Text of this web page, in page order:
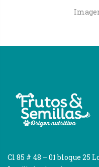
Cl 85 # 48 – 01 bloque 25